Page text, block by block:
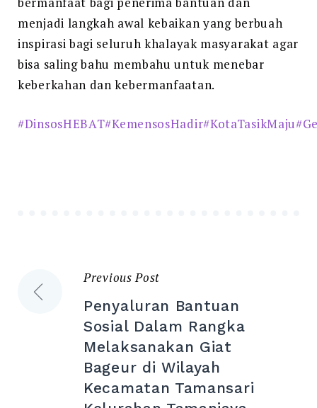
menjadi langkah awal kebaikan yang berbuah
inspirasi bagi seluruh khalayak masyarakat agar
bisa saling bahu membahu untuk menebar
keberkahan dan kebermanfaatan.
#DinsosHEBAT#KemensosHadir#KotaTasikMaju
Post
navigation
Previous Post
Penyaluran Bantuan
Sosial Dalam Rangka
Melaksanakan Giat
Bageur di Wilayah
Kecamatan Tamansari